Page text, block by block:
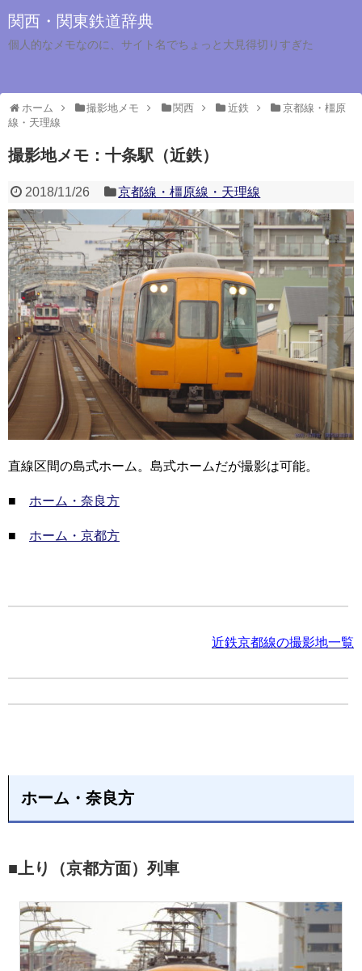
関西・関東鉄道辞典
個人的なメモなのに、サイト名でちょっと大見得切りすぎた
ホーム 撮影地メモ 関西 近鉄
京都線・橿原
線・天理線
撮影地メモ：十条駅（近鉄）
2018/11/26 京都線・橿原線・天理線
直線区間の島式ホーム。島式ホームだが撮影は可能。
■ ホーム・奈良方
■ ホーム・京都方
近鉄京都線の撮影地一覧
ホーム・奈良方
■上り（京都方面）列車